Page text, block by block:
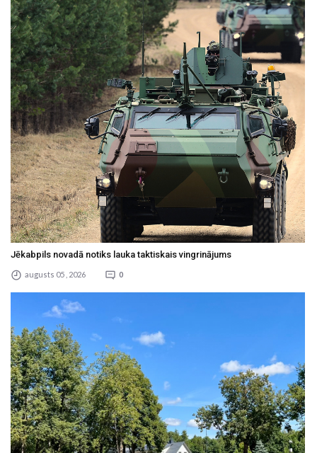
Jēkabpils novadā notiks lauka taktiskais vingrinājums
augusts 05 , 2026 0